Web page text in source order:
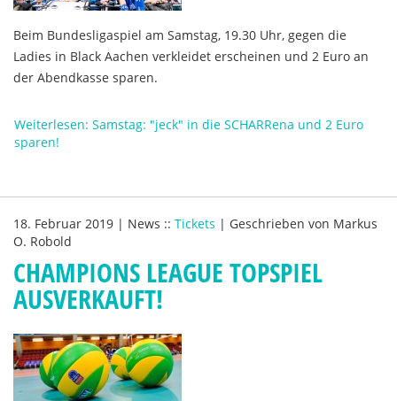
Beim Bundesligaspiel am Samstag, 19.30 Uhr, gegen die
Ladies in Black Aachen verkleidet erscheinen und 2 Euro an
der Abendkasse sparen.
Weiterlesen: Samstag: "jeck" in die SCHARRena und 2 Euro
sparen!
18. Februar 2019 | News :: Tickets | Geschrieben von Markus
O. Robold
CHAMPIONS LEAGUE TOPSPIEL
AUSVERKAUFT!